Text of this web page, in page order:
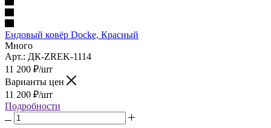
Ендовый ковёр Docke, Красный
Много
Арт.: ДК-ZREK-1114
11 200 ₽/шт
Варианты цен
11 200 ₽/шт
Подробности